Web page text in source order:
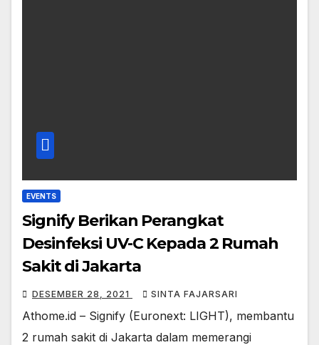
EVENTS
Signify Berikan Perangkat
Desinfeksi UV-C Kepada 2 Rumah
Sakit di Jakarta
DESEMBER 28, 2021 SINTA FAJARSARI
Athome.id – Signify (Euronext: LIGHT), membantu
2 rumah sakit di Jakarta dalam memerangi